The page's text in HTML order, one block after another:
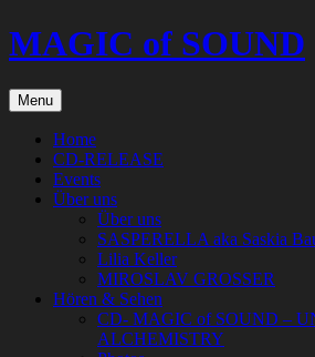
Skip
to
MAGIC of SOUND
Menu
Home
CD-RELEASE
Events
Über uns
Über uns
SASPERELLA aka Saskia
Lilia Keller
MIROSLAV GROSSER
Hören & Sehen
CD- MAGIC of SOUND –
ALCHEMISTRY